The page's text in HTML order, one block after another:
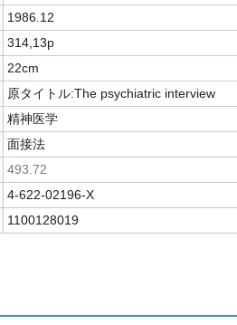
1986.12
314,13p
22cm
原タイトル:The psychiatric interview
精神医学
面接法
493.72
4-622-02196-X
1100128019